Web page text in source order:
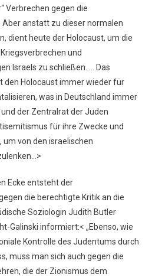
Verbrechen gegen die
anstatt zu dieser normalen
dient heute der Holocaust, um die
und
Israels zu schließen. … Das
den Holocaust immer wieder für
was in Deutschland immer
der Zentralrat der Juden
für ihre Zwecke und
von den israelischen
Ecke entsteht der
die berechtigte Kritik an die
Soziologin Judith Butler
Galinski informiert:< „Ebenso, wie
Kontrolle des Judentums durch
muss man sich auch gegen die
die der Zionismus dem